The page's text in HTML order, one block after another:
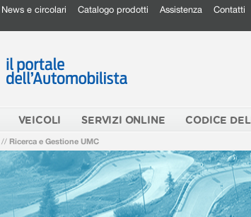
News e circolari Catalogo prodotti Assistenza Contatti
VEICOLI SERVIZI ONLINE CODICE
// Ricerca e Gestione UMC